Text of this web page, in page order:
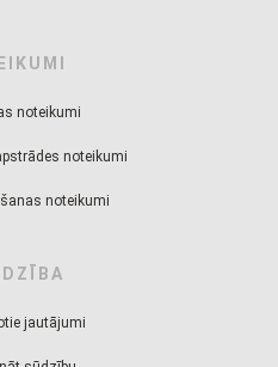
noteikumi
noteikumi
noteikumi
jautājumi